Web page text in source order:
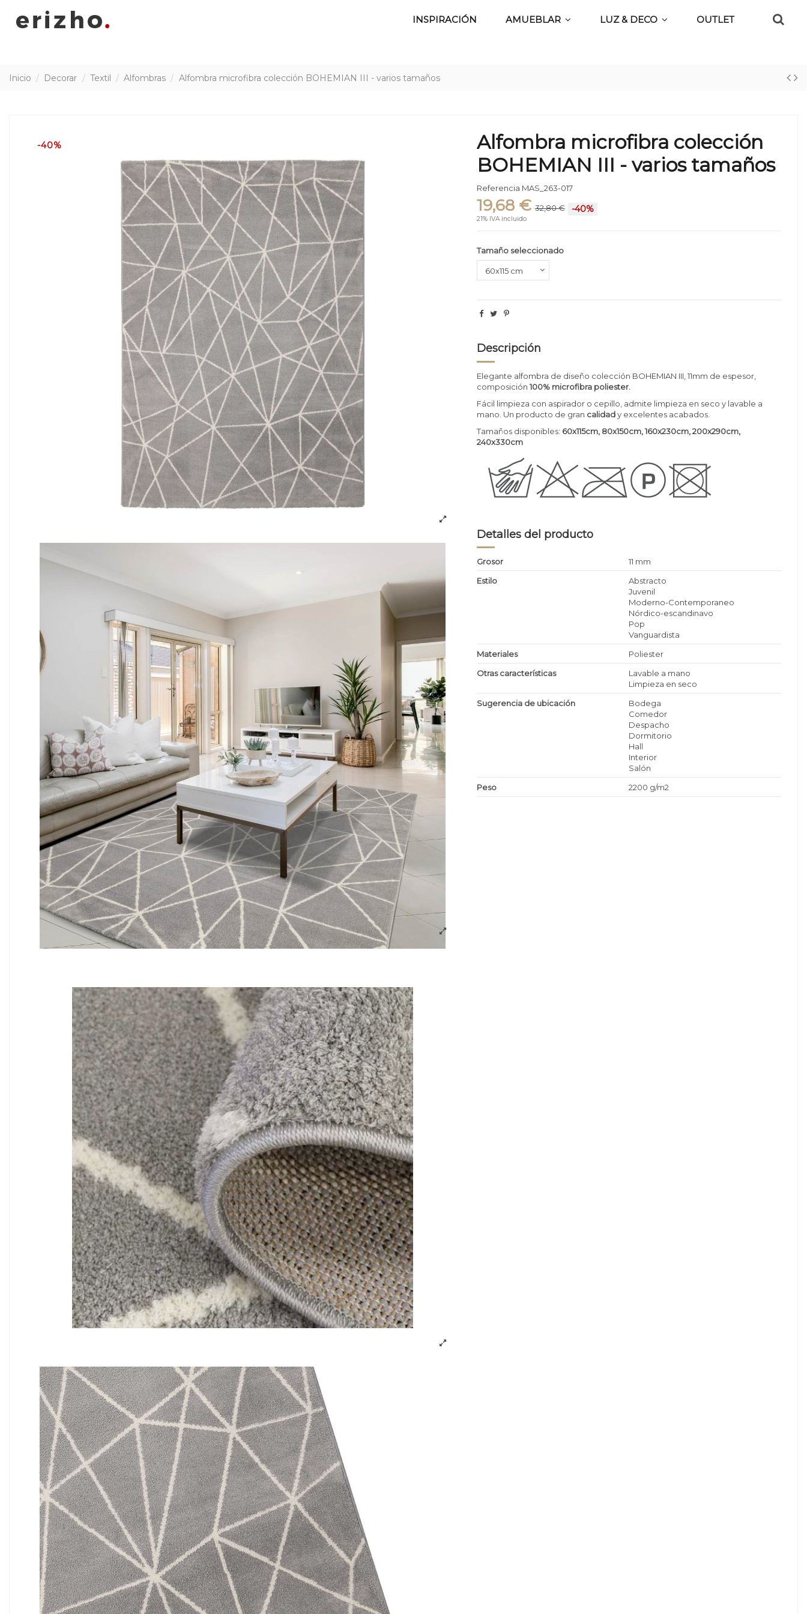
INSPIRACIÓN AMUEBLAR LUZ & DECO OUTLET
Inicio Decorar Textil Alfombras Alfombra microfibra colección BOHEMIAN III - varios tamaños
-40%
Alfombra microfibra colección
BOHEMIAN III - varios tamaños
Referencia MAS_263-017
19,68 € 32,80 € -40%
21% IVA incluido
Tamaño seleccionado
Descripción
Elegante alfombra de diseño colección BOHEMIAN III, 11mm de espesor,
composición 100% microfibra poliester.
Fácil limpieza con aspirador o cepillo, admite limpieza en seco y lavable a
mano. Un producto de gran calidady excelentes acabados.
Tamaños disponibles: 60x115cm, 80x150cm, 160x230cm, 200x290cm,
240x330cm
Detalles del producto
Grosor
11 mm
Estilo
Abstracto
Juvenil
Moderno-Contemporaneo
Nórdico-escandinavo
Pop
Vanguardista
Materiales
Poliester
Otras características
Lavable a mano
Limpieza en seco
Sugerencia de ubicación
Bodega
Comedor
Despacho
Dormitorio
Hall
Interior
Salón
Peso
2200 g/m2